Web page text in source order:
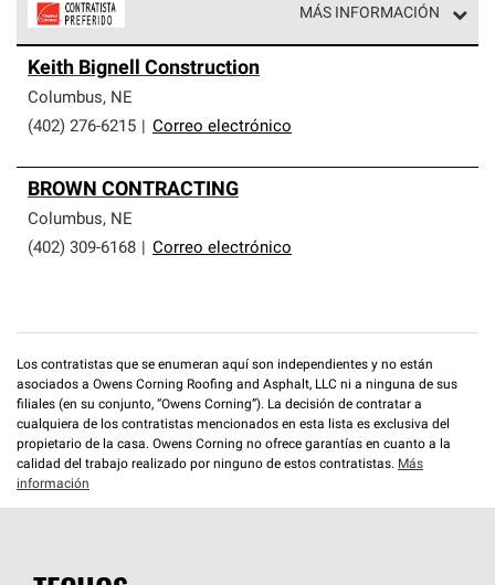
MÁS INFORMACIÓN
parte de una red exclusiva de profesionales de techos
que cumplen con altos estándares y requisitos estrictos
de profesionalismo y confiabilidad.
Keith Bignell Construction
Columbus, NE
(402) 276-6215
Correo electrónico
BROWN CONTRACTING
Columbus, NE
(402) 309-6168
Correo electrónico
Los contratistas que se enumeran aquí son independientes y no están
asociados a Owens Corning Roofing and Asphalt, LLC ni a ninguna de sus
filiales (en su conjunto, “Owens Corning”). La decisión de contratar a
cualquiera de los contratistas mencionados en esta lista es exclusiva del
propietario de la casa. Owens Corning no ofrece garantías en cuanto a la
calidad del trabajo realizado por ninguno de estos contratistas. Más
información